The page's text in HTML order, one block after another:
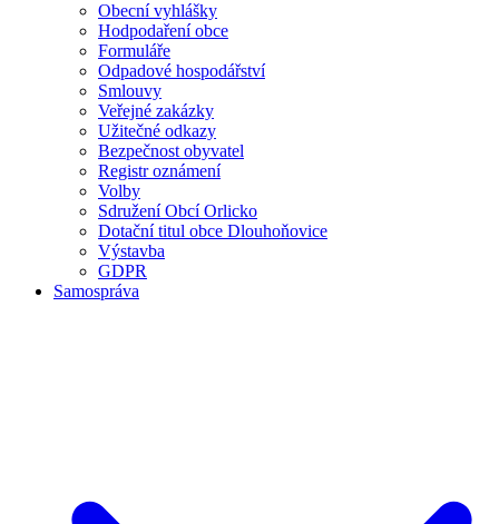
Obecní vyhlášky
Hodpodaření obce
Formuláře
Odpadové hospodářství
Smlouvy
Veřejné zakázky
Užitečné odkazy
Bezpečnost obyvatel
Registr oznámení
Volby
Sdružení Obcí Orlicko
Dotační titul obce Dlouhoňovice
Výstavba
GDPR
Samospráva